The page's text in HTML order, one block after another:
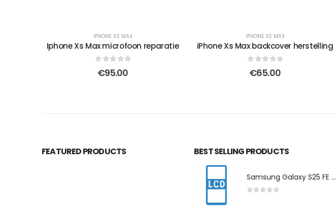
IPHONE XS MAX
Iphone Xs Max microfoon reparatie
out of 5
€95.00
IPHONE XS MAX
iPhone Xs Max backcover herstelling
out of 5
€65.00
FEATURED PRODUCTS BEST SELLING PRODUCTS
Samsung Galaxy S25 FE scherm herstelling